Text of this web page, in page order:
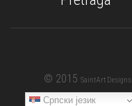
Српски језик
© 2015 SaintArt Designs